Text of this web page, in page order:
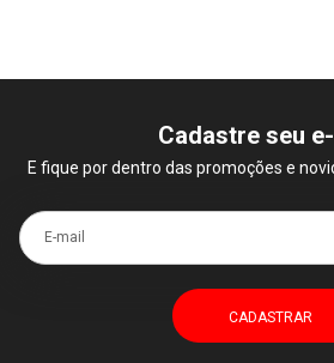
Cadastre seu
E fique por dentro das promoções e
E-mail